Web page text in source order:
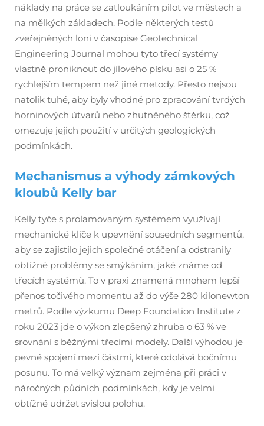
náklady na práce se zatloukáním pilot ve městech a
na mělkých základech. Podle některých testů
zveřejněných loni v časopise Geotechnical
Engineering Journal mohou tyto třecí systémy
vlastně proniknout do jílového písku asi o 25 %
rychlejším tempem než jiné metody. Přesto nejsou
natolik tuhé, aby byly vhodné pro zpracování tvrdých
horninových útvarů nebo zhutněného štěrku, což
omezuje jejich použití v určitých geologických
podmínkách.
Mechanismus a výhody zámkových
kloubů Kelly bar
Kelly tyče s prolamovaným systémem využívají
mechanické klíče k upevnění sousedních segmentů,
aby se zajistilo jejich společné otáčení a odstranily
obtížné problémy se smýkáním, jaké známe od
třecích systémů. To v praxi znamená mnohem lepší
přenos točivého momentu až do výše 280 kilonewton
metrů. Podle výzkumu Deep Foundation Institute z
roku 2023 jde o výkon zlepšený zhruba o 63 % ve
srovnání s běžnými třecími modely. Další výhodou je
pevné spojení mezi částmi, které odolává bočnímu
posunu. To má velký význam zejména při práci v
náročných půdních podmínkách, kdy je velmi
obtížné udržet svislou polohu.